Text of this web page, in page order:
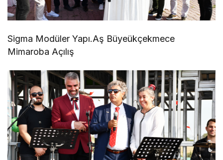
Sigma Modüler Yapı.Aş Büyeükçekmece
Mimaroba Açılış